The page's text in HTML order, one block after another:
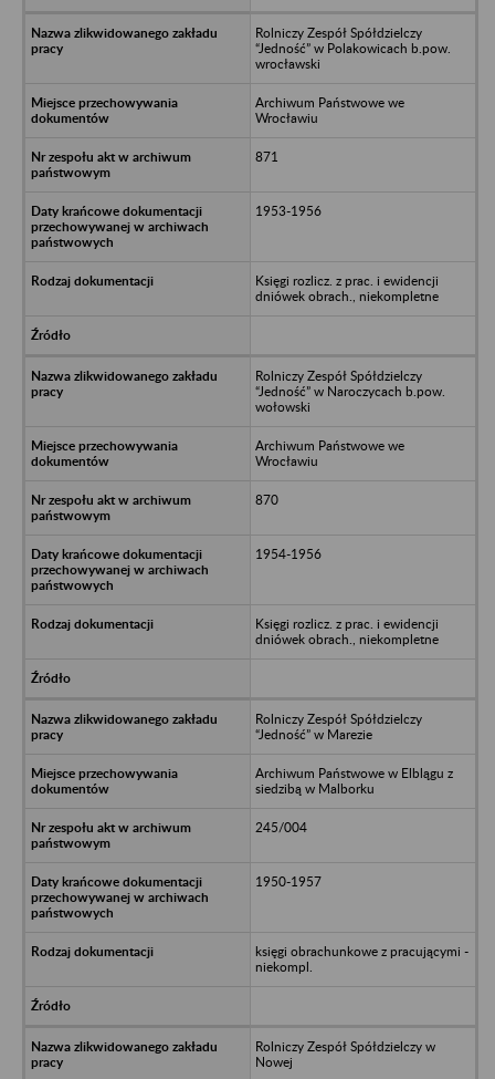
Rolniczy Zespół Spółdzielczy
“Jedność” w Polakowicach b.pow.
wrocławski
Archiwum Państwowe we
Wrocławiu
871
1953-1956
Księgi rozlicz. z prac. i ewidencji
dniówek obrach., niekompletne
Rolniczy Zespół Spółdzielczy
“Jedność” w Naroczycach b.pow.
wołowski
Archiwum Państwowe we
Wrocławiu
870
1954-1956
Księgi rozlicz. z prac. i ewidencji
dniówek obrach., niekompletne
Rolniczy Zespół Spółdzielczy
“Jedność” w Marezie
Archiwum Państwowe w Elblągu z
siedzibą w Malborku
245/004
1950-1957
księgi obrachunkowe z pracującymi -
niekompl.
Rolniczy Zespół Spółdzielczy w
Nowej